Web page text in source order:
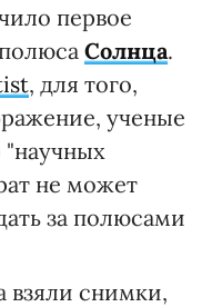
первое
Солнца.
, для того,
ученые
"научных
не может
за полюсами
взяли снимки,